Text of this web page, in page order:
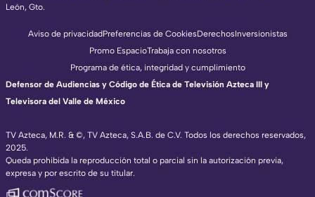
León, Gto.
TV Azteca, M.R. & ©, TV Azteca, S.A.B. de C.V. Todos los derechos reservados,
2025.
Queda prohibida la reproducción total o parcial sin la autorización previa,
expresa y por escrito de su titular.
Aviso de privacidadPreferencias de CookiesDerechosInversionistas
Promo EspacioTrabaja con nosotros
Programa de ética, integridad y cumplimiento
Defensor de Audiencias y Código de Ética de Televisión Azteca III y
Televisora del Valle de México